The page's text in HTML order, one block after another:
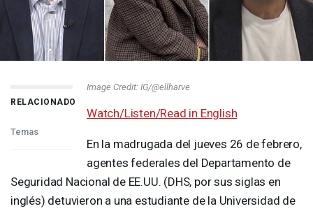
RELACIONADO
Temas
Image Credit: IG/@ellharve
Watch/Listen/Read in English
En la madrugada del jueves 26 de febrero,
agentes federales del Departamento de
Seguridad Nacional de EE.UU. (DHS, por sus siglas en
inglés) detuvieron a una estudiante de la Universidad de